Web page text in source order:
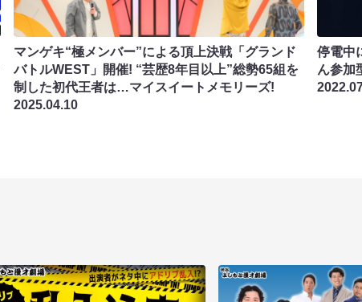
マンゲキ“極メンバー”による頂上決戦「グランド
バトルWEST」開催! “芸歴8年目以上”総勢65組を
制した初代王者は…マイスイートメモリーズ!
2025.04.10
停電中
ん参加